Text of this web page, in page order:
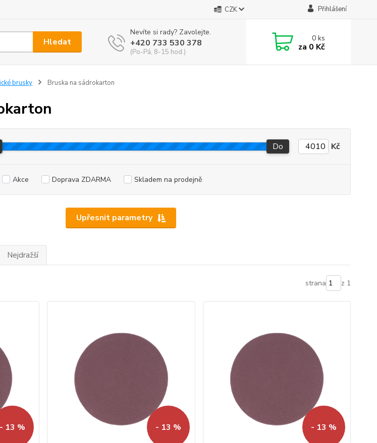
CZK Přihlášení
Hledat
Nevíte si rady? Zavolejte.
+420 733 530 378
(Po-Pá, 8-15 hod.)
0ks
za 0 Kč
brusky Bruska na sádrokarton
Upřesnit parametry
Do Kč
Akce Doprava ZDARMA Skladem na prodejně
Nejdražší
strana z 1
- 13 % - 13 % - 13 %